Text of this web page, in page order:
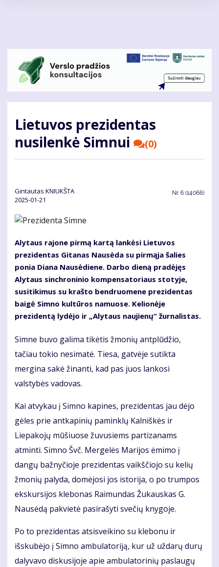
Lietuvos prezidentas
nusilenkė Simnui
(0)
Gin­tau­tas KNIUKŠ­TA
2025-01-21
Nr. 6 (14066)
Alytaus rajone pirmą kartą lankėsi Lietuvos
prezidentas Gitanas Nausėda su pirmąja šalies
ponia Diana Nausėdiene. Darbo dieną pradėjęs
Alytaus sinchroninio kompensatoriaus stotyje,
susitikimus su krašto bendruomene prezidentas
baigė Simno kultūros namuose. Kelionėje
prezidentą lydėjo ir „Alytaus naujienų“ žurnalistas.
Simne buvo galima tikėtis žmonių antplūdžio,
tačiau tokio nesimatė. Tiesa, gatvėje sutikta
mergina sakė žinanti, kad pas juos lankosi
valstybės vadovas.
Kai atvykau į Simno kapines, prezidentas jau dėjo
gėles prie antkapinių paminklų Kalniškės ir
Liepakojų mūšiuose žuvusiems partizanams
atminti. Simno Švč. Mergelės Marijos ėmimo į
dangų bažnyčioje prezidentas vaikščiojo su kelių
žmonių palyda, domėjosi jos istorija, o po trumpos
ekskursijos klebonas Raimundas Žukauskas G.
Nausėdą pakvietė pasirašyti svečių knygoje.
Po to prezidentas atsisveikino su klebonu ir
išskubėjo į Simno ambulatoriją, kur už uždarų durų
dalyvavo diskusijoje apie ambulatorinių paslaugų